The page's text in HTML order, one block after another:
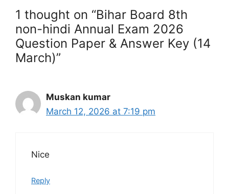
1 thought on “Bihar Board 8th
non-hindi Annual Exam 2026
Question Paper & Answer Key (14
March)”
Muskan kumar
March 12, 2026 at 7:19 pm
Nice
Reply